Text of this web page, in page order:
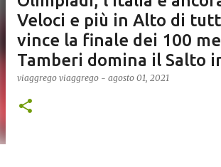
Veloci e più in Alto di
vince la finale dei 100
Tamberi domina il Salto
viaggrego viaggrego - agosto 01, 2021